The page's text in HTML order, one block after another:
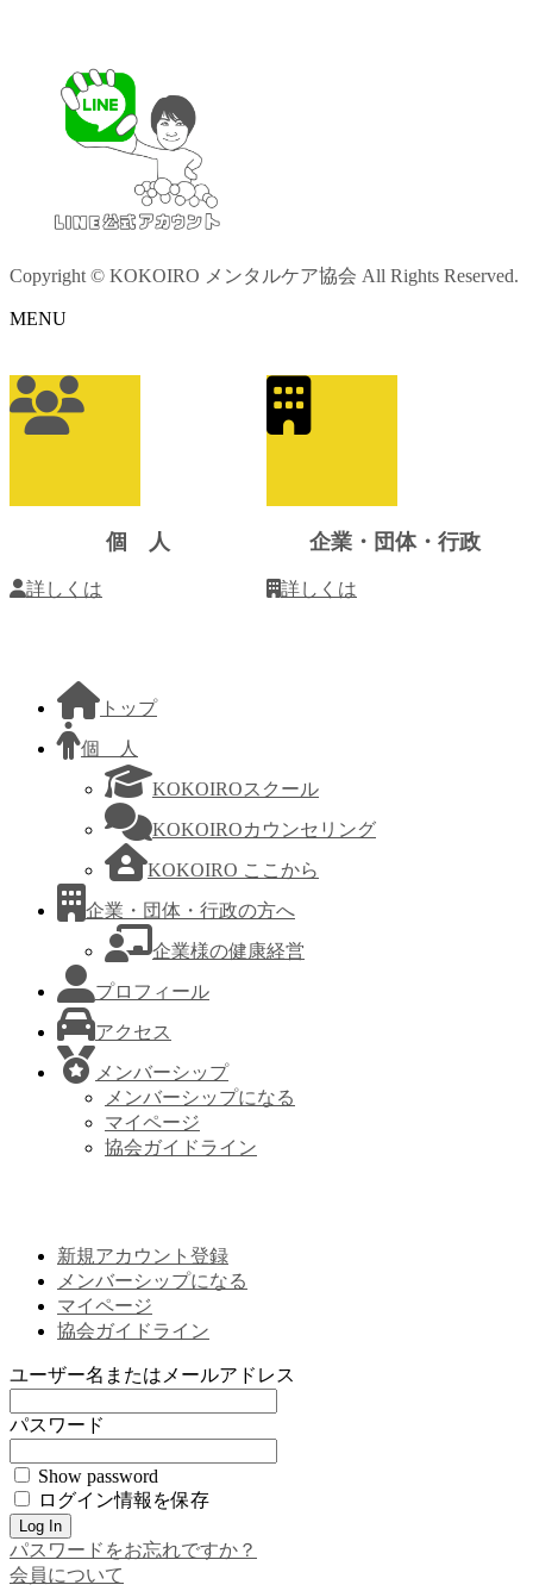
Copyright © KOKOIRO メンタルケア協会 All Rights Reserved.
MENU
ア
イ
コ
ン
個 人
詳しくは
企業・団体・行政
詳しくは
トップ
個 人
KOKOIROスクール
KOKOIROカウンセリング
KOKOIRO ここから
企業・団体・行政の方へ
企業様の健康経営
プロフィール
アクセス
メンバーシップ
メンバーシップになる
マイページ
協会ガイドライン
新規アカウント登録
メンバーシップになる
マイページ
協会ガイドライン
ユーザー名またはメールアドレス
パスワード
Show password
ログイン情報を保存
パスワードをお忘れですか？
会員について